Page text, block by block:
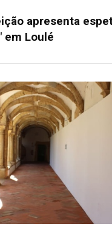
apresenta
em Loulé